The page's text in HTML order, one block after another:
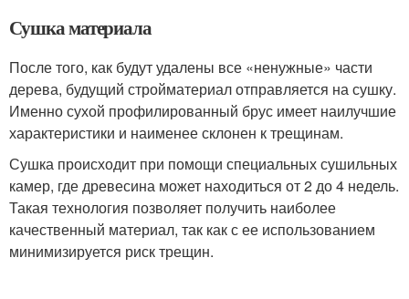
Сушка материала
После того, как будут удалены все «ненужные» части
дерева, будущий стройматериал отправляется на сушку.
Именно сухой профилированный брус имеет наилучшие
характеристики и наименее склонен к трещинам.
Сушка происходит при помощи специальных сушильных
камер, где древесина может находиться от 2 до 4 недель.
Такая технология позволяет получить наиболее
качественный материал, так как с ее использованием
минимизируется риск трещин.